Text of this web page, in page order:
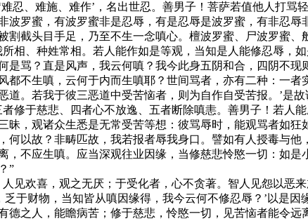
忍、难施、难作’，名出世忍。善男子！菩萨若值他人打
罗蜜，有波罗蜜非是忍辱，有是忍辱是波罗蜜，有非忍
截头目手足，乃至不生一念嗔心。檀波罗蜜、尸波罗蜜
相、种姓常相。若人能作如是等观，当知是人能修忍辱，
是骂？直是风声，我云何嗔？我今此身五阴和合，四阴不
都不生嗔，云何于内而生嗔耶？世间骂者，亦有二种：一
。若我于彼三恶道中受苦恼者，则为自作自受苦报。’是
修于慈悲、四者心不放逸、五者断除嗔恚。善男子！若人
，观诸众生悉是无常受苦等想：彼骂辱时，能观骂者如
以故？非畴匹故，我若报者辱我身口。譬如有人授毒与
不应生嗔。应当深观往业因缘，当修慈悲怜愍一切：如
”
见欢喜，观之无厌；于受化者，心不贪著。智人见怨以恶
于财物，当知皆从嗔因缘得，我今云何不修忍辱？’以是
之人，能瞻病苦；修于慈悲，怜愍一切，见苦恼者能令